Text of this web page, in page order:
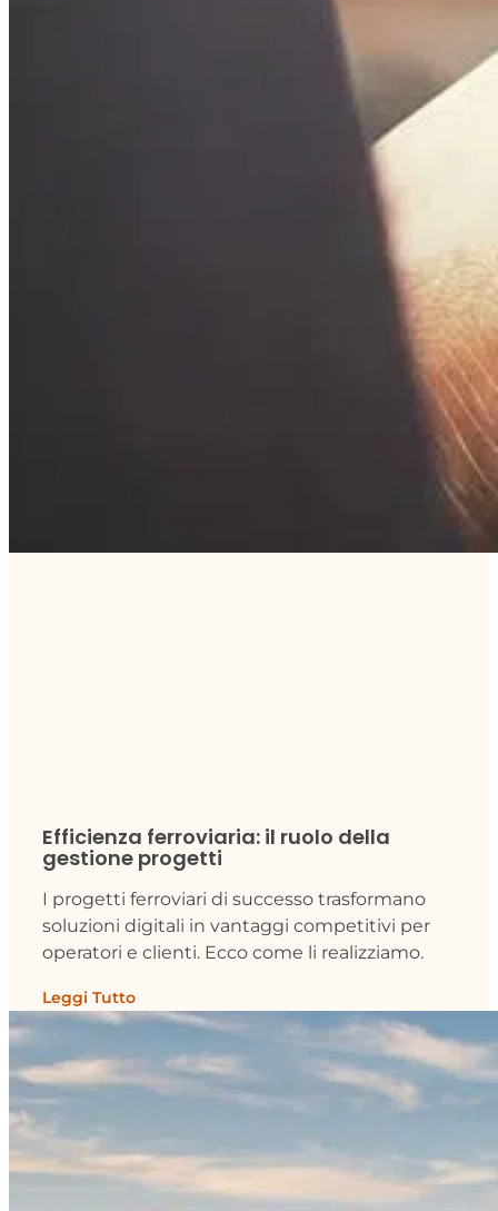
Efficienza ferroviaria: il ruolo della
gestione progetti
I progetti ferroviari di successo trasformano
soluzioni digitali in vantaggi competitivi per
operatori e clienti. Ecco come li realizziamo.
Leggi Tutto